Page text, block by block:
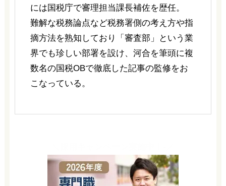
には国税庁で審理担当課長補佐を歴任。
難解な税務論点など税務署側の考え方や指
摘方法を熟知しており「審査部」という業
界でも珍しい部署を設け、河合を筆頭に複
数名の国税OBで徹底した記事の監修をお
こなっている。